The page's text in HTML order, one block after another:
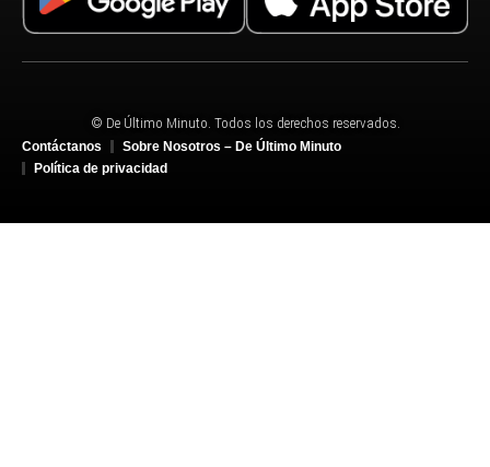
© De Último Minuto. Todos los derechos reservados.
Contáctanos
Sobre Nosotros – De Último Minuto
Política de privacidad